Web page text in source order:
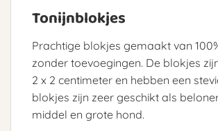
Tonijnblokjes
Prachtige blokjes gemaakt van
zonder toevoegingen. De blokjes
2 x 2 centimeter en hebben een
blokjes zijn zeer geschikt als
middel en grote hond.